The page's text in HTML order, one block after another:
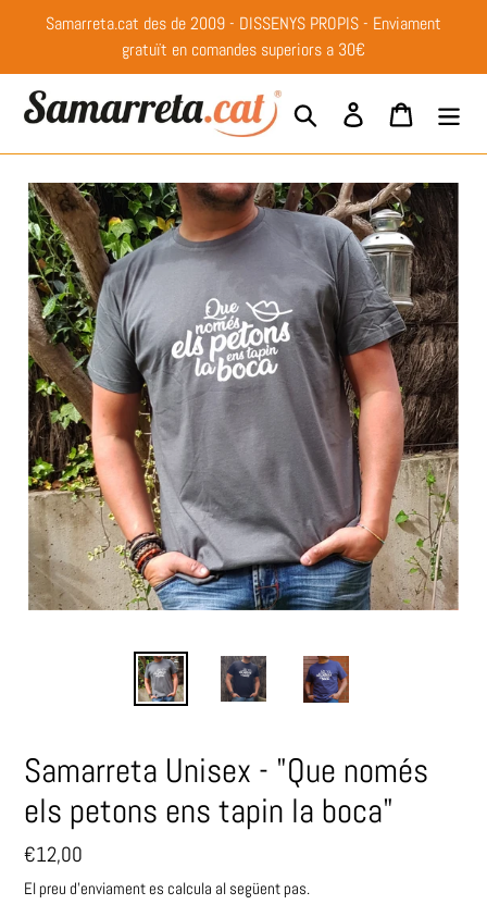
directament
contingut
Samarreta.cat des de 2009 - DISSENYS PROPIS - Enviament
gratuït en comandes superiors a 30€
Buscar Entrar Cistella
Samarreta Unisex - "Que només
els petons ens tapin la boca"
Preu
habitual
€12,00
El preu d'enviament es calcula al següent pas.